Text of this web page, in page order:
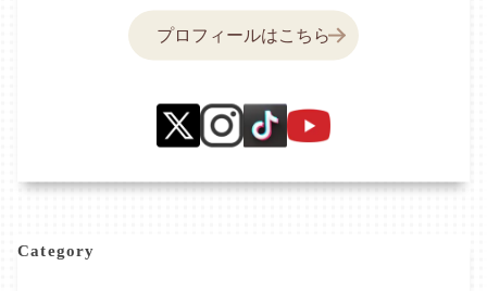
プロフィールはこちら
Category